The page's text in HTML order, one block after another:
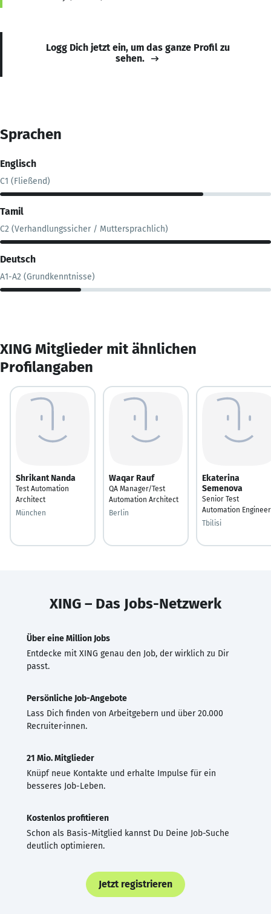
Logg Dich jetzt ein, um das ganze Profil zu
sehen.
Sprachen
Englisch
C1 (Fließend)
Tamil
C2 (Verhandlungssicher / Muttersprachlich)
Deutsch
A1-A2 (Grundkenntnisse)
XING Mitglieder mit ähnlichen
Profilangaben
Shrikant Nanda
Test Automation
Architect
München
Waqar Rauf
QA Manager/Test
Automation Architect
Berlin
Ekaterina
Semenova
Senior Test
Automation Engineer
Tbilisi
XING – Das Jobs-Netzwerk
Über eine Million Jobs
Entdecke mit XING genau den Job, der wirklich zu Dir
passt.
Persönliche Job-Angebote
Lass Dich finden von Arbeitgebern und über 20.000
Recruiter·innen.
21 Mio. Mitglieder
Knüpf neue Kontakte und erhalte Impulse für ein
besseres Job-Leben.
Kostenlos profitieren
Schon als Basis-Mitglied kannst Du Deine Job-Suche
deutlich optimieren.
Jetzt registrieren